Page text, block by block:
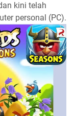
kini telah
personal (PC).